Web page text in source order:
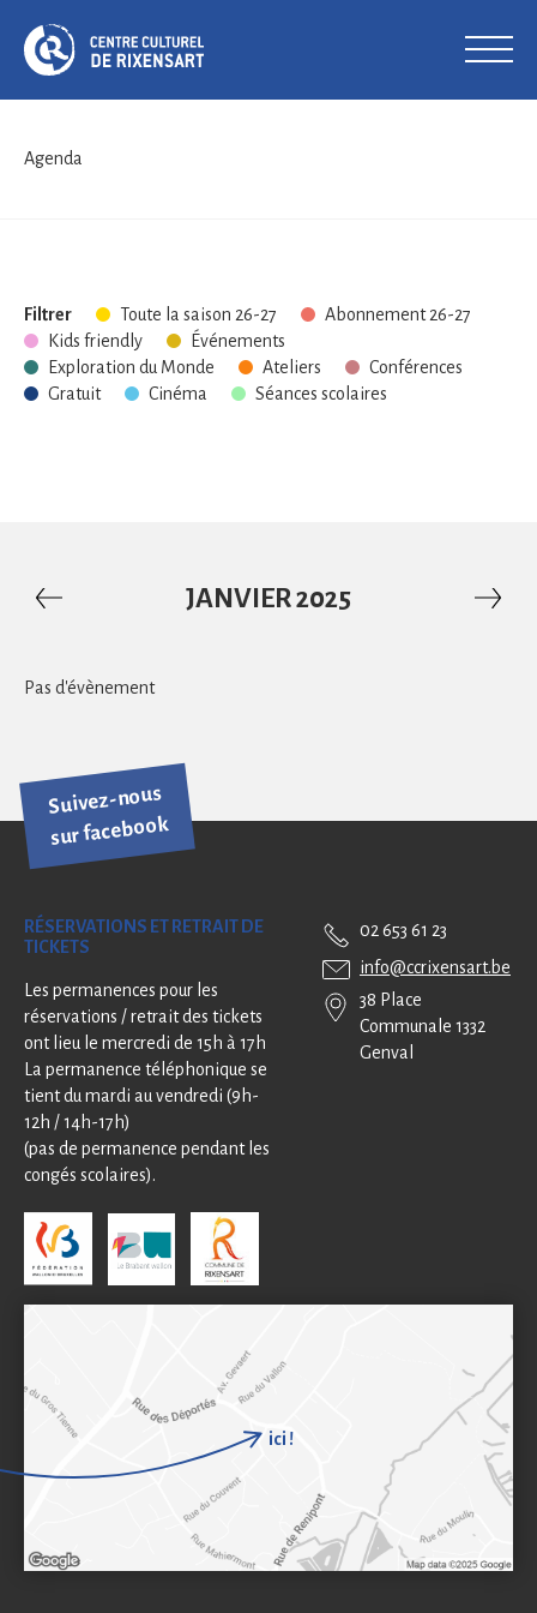
Agenda
Filtrer Toute la saison 26-27
Abonnement 26-27
Kids friendly
Événements
Exploration du Monde
Ateliers
Conférences
Gratuit
Cinéma Séances scolaires
JANVIER 2025
Pas d'évènement
Suivez-nous
sur facebook
RÉSERVATIONS ET RETRAIT DE
TICKETS
Les permanences pour les
réservations / retrait des tickets
ont lieu le mercredi de 15h à 17h
La permanence téléphonique se
tient du mardi au vendredi (9h-
12h / 14h-17h)
(pas de permanence pendant les
congés scolaires).
02 653 61 23
info@ccrixensart.be
38 Place
Communale 1332
Genval
ici !